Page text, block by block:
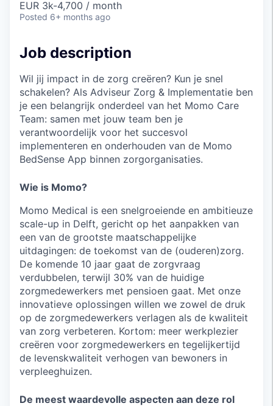
EUR 3k-4,700 / month
Posted 6+ months ago
Job description
Wil jij impact in de zorg creëren? Kun je snel
schakelen? Als Adviseur Zorg & Implementatie ben
je een belangrijk onderdeel van het Momo Care
Team: samen met jouw team ben je
verantwoordelijk voor het succesvol
implementeren en onderhouden van de Momo
BedSense App binnen zorgorganisaties.
Wie is Momo?
Momo Medical is een snelgroeiende en ambitieuze
scale-up in Delft, gericht op het aanpakken van
een van de grootste maatschappelijke
uitdagingen: de toekomst van de (ouderen)zorg.
De komende 10 jaar gaat de zorgvraag
verdubbelen, terwijl 30% van de huidige
zorgmedewerkers met pensioen gaat. Met onze
innovatieve oplossingen willen we zowel de druk
op de zorgmedewerkers verlagen als de kwaliteit
van zorg verbeteren. Kortom: meer werkplezier
creëren voor zorgmedewerkers en tegelijkertijd
de levenskwaliteit verhogen van bewoners in
verpleeghuizen.
De meest waardevolle aspecten aan deze rol